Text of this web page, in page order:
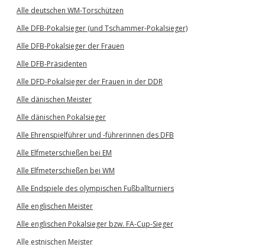
Alle deutschen WM-Torschützen
Alle DFB-Pokalsieger (und Tschammer-Pokalsieger)
Alle DFB-Pokalsieger der Frauen
Alle DFB-Präsidenten
Alle DFD-Pokalsieger der Frauen in der DDR
Alle dänischen Meister
Alle dänischen Pokalsieger
Alle Ehrenspielführer und -führerinnen des DFB
Alle Elfmeterschießen bei EM
Alle Elfmeterschießen bei WM
Alle Endspiele des olympischen Fußballturniers
Alle englischen Meister
Alle englischen Pokalsieger bzw. FA-Cup-Sieger
Alle estnischen Meister